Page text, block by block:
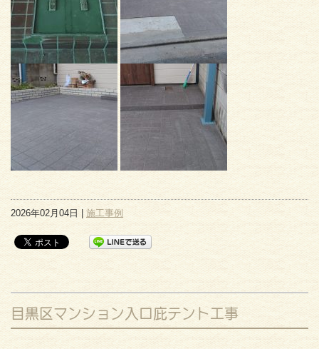
2026年02月04日 | 施工事例
目黒区マンション入口庇テント工事